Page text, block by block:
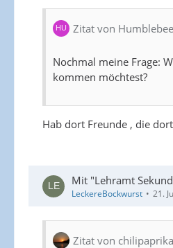
Zitat von Humblebee
Nochmal meine Frage:
kommen möchtest?
Hab dort Freunde , die
Mit "Lehramt
LeckereBockwurst 21.
Zitat von chilipaprika